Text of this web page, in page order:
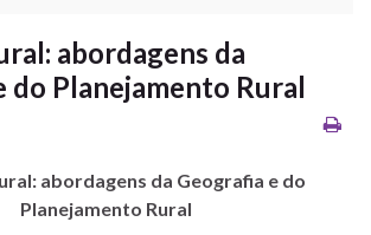
abordagens da
do Planejamento Rural
abordagens da Geografia e do
Planejamento Rural